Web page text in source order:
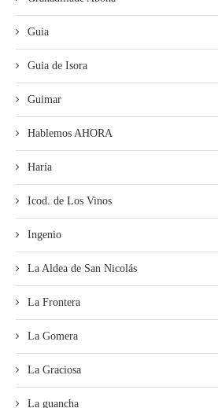
Guia
Guia de Isora
Guimar
Hablemos AHORA
Haría
Icod. de Los Vinos
Ingenio
La Aldea de San Nicolás
La Frontera
La Gomera
La Graciosa
La guancha